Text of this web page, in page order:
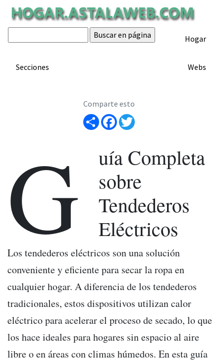
Hogar
Secciones Webs
ARTÍCULO Tendedores eléctricos
Artículo de hogar.astalaweb.com
Comparte esto
Share Facebook
G
uía Completa
sobre
Tendederos
Eléctricos
Los tendederos eléctricos son una solución
conveniente y eficiente para secar la ropa en
cualquier hogar. A diferencia de los tendederos
tradicionales, estos dispositivos utilizan calor
eléctrico para acelerar el proceso de secado, lo que
los hace ideales para hogares sin espacio al aire
libre o en áreas con climas húmedos. En esta guía